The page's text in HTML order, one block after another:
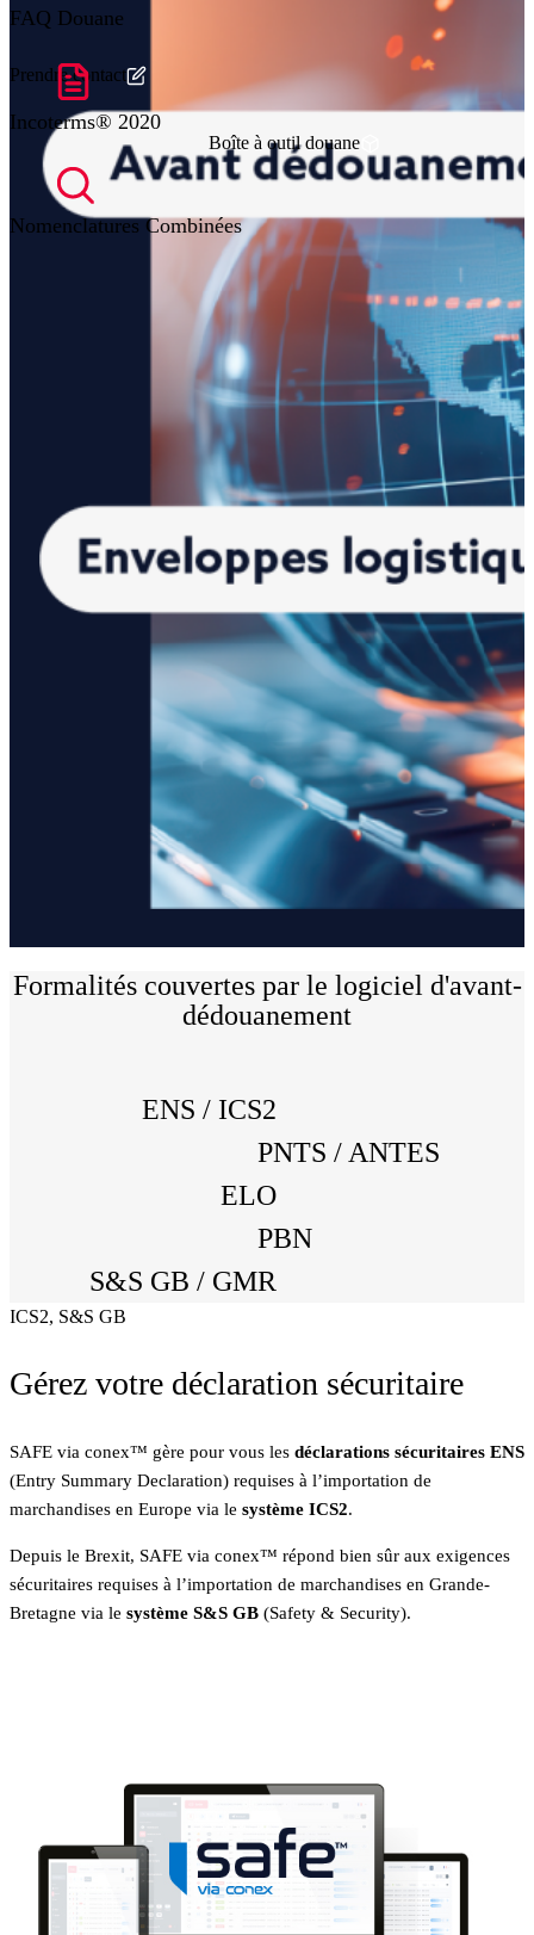
Prendre contact
Boîte à outil douane
Formalités couvertes par le logiciel d'avant-
dédouanement
ENS / ICS2
PNTS / ANTES
ELO
PBN
S&S GB / GMR
ICS2, S&S GB
Gérez votre déclaration sécuritaire
SAFE via conex™ gère pour vous les déclarations sécuritaires ENS
(Entry Summary Declaration) requises à l’importation de
marchandises en Europe via le système ICS2.
Depuis le Brexit, SAFE via conex™ répond bien sûr aux exigences
sécuritaires requises à l’importation de marchandises en Grande-
Bretagne via le système S&S GB (Safety & Security).
FAQ Douane
Incoterms® 2020
Nomenclatures Combinées